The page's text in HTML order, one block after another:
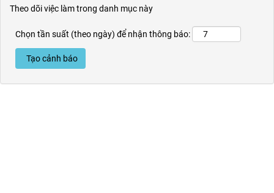
Theo dõi việc làm trong danh mục này
Chọn tần suất (theo ngày) để nhận thông báo: